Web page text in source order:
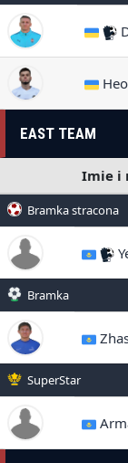
EAST TEAM
Imie i
Bramka stracona
Bramka
SuperStar